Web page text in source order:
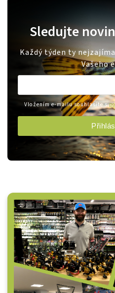
Sledujte
Každý týden ty
Vašeho
Vložením e-mailu souhlasíte s